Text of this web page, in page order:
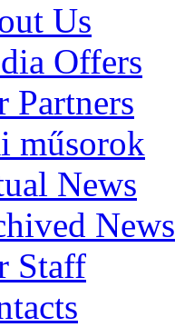
Us
Offers
Partners
műsorok
News
News
Staff